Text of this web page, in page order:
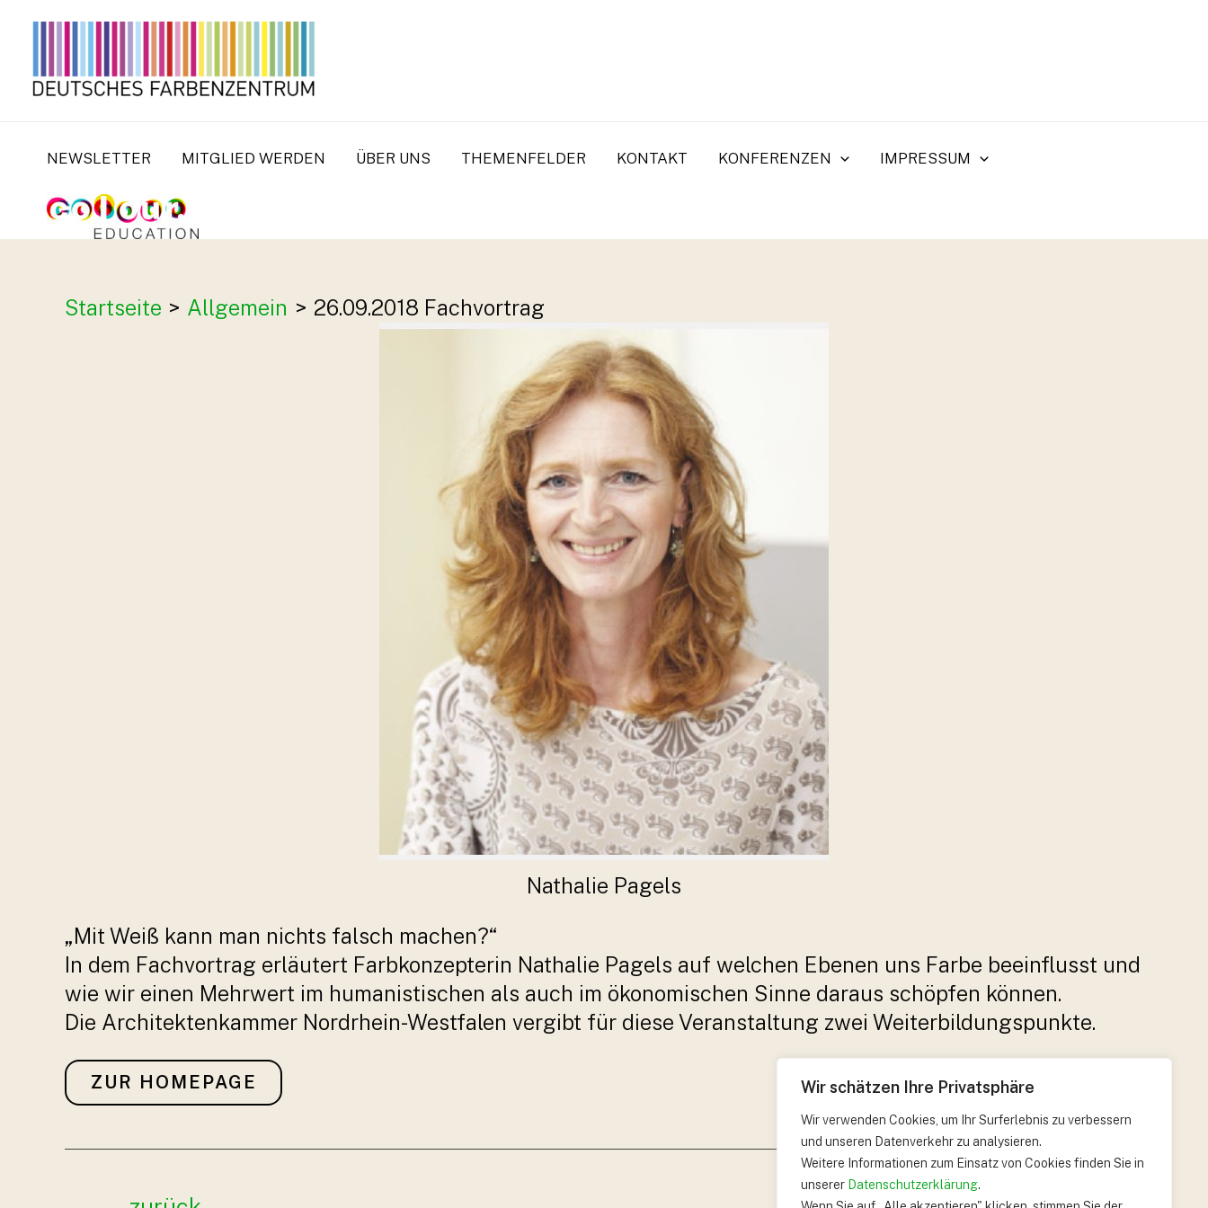
Wir schätzen Ihre Privatsphäre
Wir verwenden Cookies, um Ihr Surferlebnis zu verbessern
und unseren Datenverkehr zu analysieren.
Weitere Informationen zum Einsatz von Cookies finden Sie in
unserer Datenschutzerklärung.
springen
NEWSLETTER MITGLIED WERDEN ÜBER UNS THEMENFELDER KONTAKT KONFERENZEN IMPRESSUM
Startseite Allgemein 26.09.2018 Fachvortrag
Nathalie Pagels
„Mit Weiß kann man nichts falsch machen?“
In dem Fachvortrag erläutert Farbkonzepterin Nathalie Pagels auf welchen Ebenen uns Farbe beeinflusst und
wie wir einen Mehrwert im humanistischen als auch im ökonomischen Sinne daraus schöpfen können.
Die Architektenkammer Nordrhein-Westfalen vergibt für diese Veranstaltung zwei Weiterbildungspunkte.
ZUR HOMEPAGE